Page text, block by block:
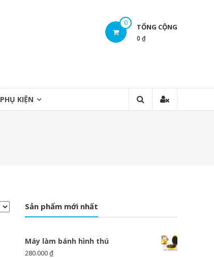
0 TỔNG CỘNG
0 ₫
PHỤ KIỆN
Sản phẩm mới nhất
Máy làm bánh hình thú
280.000₫